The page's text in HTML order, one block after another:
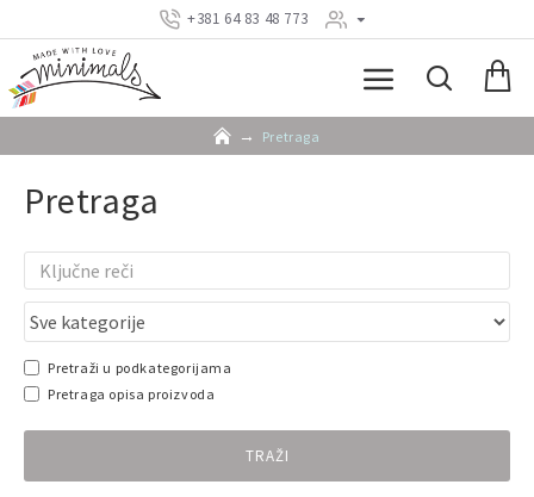
+381 64 83 48 773
Pretraga
Pretraga
Pretraži u podkategorijama
Pretraga opisa proizvoda
TRAŽI